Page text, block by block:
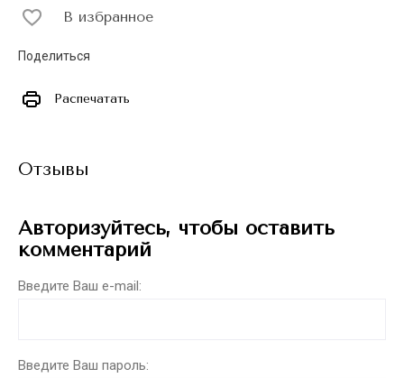
В избранное
Поделиться
Распечатать
Отзывы
Авторизуйтесь, чтобы оставить
комментарий
Введите Ваш e-mail:
Введите Ваш пароль: